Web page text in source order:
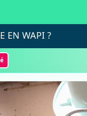
EN WAPI ?